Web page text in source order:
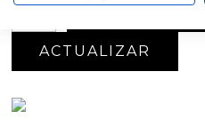
AÑADIR